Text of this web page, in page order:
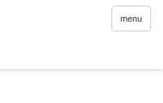
menu